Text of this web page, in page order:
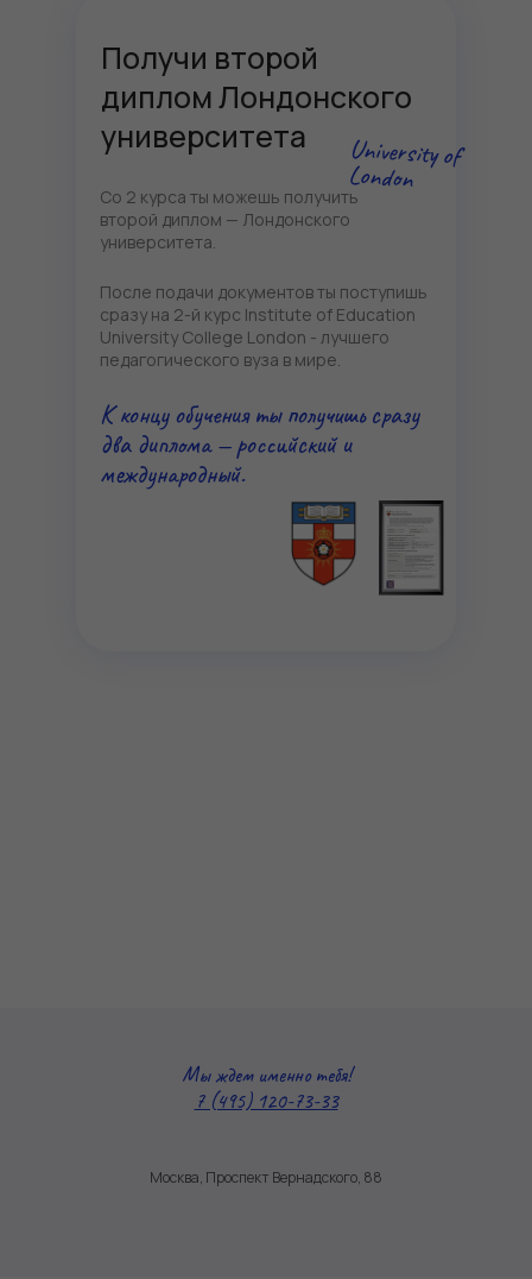
Получи второй
диплом Лондонского
университета
University of
London
Со 2 курса ты можешь получить
второй диплом — Лондонского
университета.
К концу обучения ты получишь сразу
два диплома — российский и
международный.
После подачи документов ты поступишь
сразу на 2-й курс Institute of Education
University College London - лучшего
педагогического вуза в мире.
Мы ждем именно тебя!
7 (495) 120-73-33
Москва, Проспект Вернадского, 88